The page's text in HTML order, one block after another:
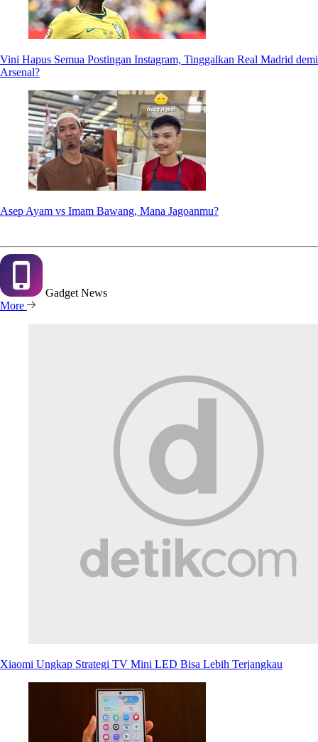
Vini Hapus Semua Postingan Instagram, Tinggalkan Real Madrid demi
Arsenal?
Asep Ayam vs Imam Bawang, Mana Jagoanmu?
Gadget News
More
Xiaomi Ungkap Strategi TV Mini LED Bisa Lebih Terjangkau